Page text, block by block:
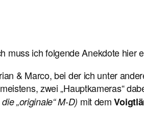
muss ich folgende Anekdote hier
& Marco, bei der ich unter
zwei „Hauptkameras“
„originale“ M-D) mit dem